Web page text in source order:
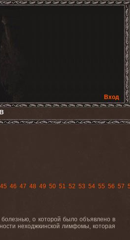
Вход
45 46 47 48 49 50 51 52 53 54 55 56 57
о которой было объявлено в
неходжкинской лимфомы, которая